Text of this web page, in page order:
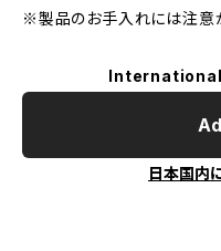
※製品のお手入れには注意
日本国内